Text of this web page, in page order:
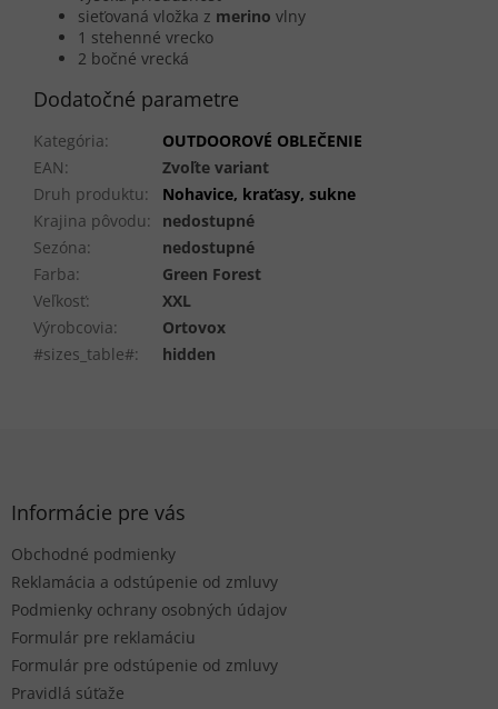
sieťovaná vložka z merino vlny
1 stehenné vrecko
2 bočné vrecká
Dodatočné parametre
Kategória:
OUTDOOROVÉ OBLEČENIE
EAN:
Zvoľte variant
Druh produktu:
Nohavice, kraťasy, sukne
Krajina pôvodu:
nedostupné
Sezóna:
nedostupné
Farba:
Green Forest
Veľkosť:
XXL
Výrobcovia:
Ortovox
#sizes_table#: hidden
Informácie pre vás
Obchodné podmienky
Reklamácia a odstúpenie od zmluvy
Podmienky ochrany osobných údajov
Formulár pre reklamáciu
Formulár pre odstúpenie od zmluvy
Pravidlá súťaže